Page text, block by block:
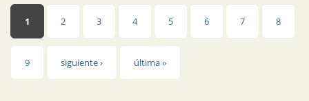
Páginas
1 2 3 4 5 6 7 8
9 siguiente › última »